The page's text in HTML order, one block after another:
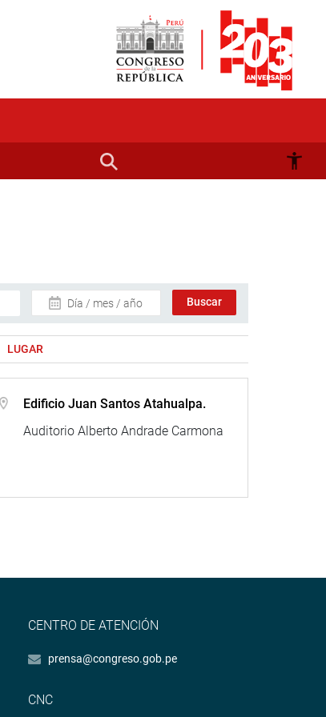
Día / mes / año
LUGAR
Edificio Juan Santos Atahualpa.
Auditorio Alberto Andrade Carmona
CENTRO DE ATENCIÓN
prensa@congreso.gob.pe
CNC